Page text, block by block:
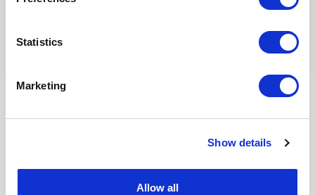
Statistics
Marketing
Show details
Allow all
notre processus de recrutement
avons également repensé notre
web pour faciliter la recherche de
missions et les candidatures.
cœur d’offrir la meilleure
expérience possible à nos